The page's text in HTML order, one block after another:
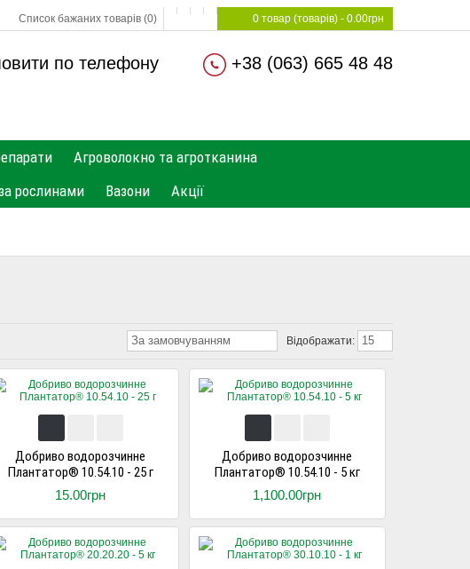
0 товар (товарів) - 0.00грн
Список бажаних товарів (0)
+38 (063) 665 48 48
по телефону
Агроволокно та агротканина
рослинами Вазони Акції
Відображати: 15
За замовчуванням
Добриво водорозчинне
Плантатор® 10.54.10 - 25 г
15.00грн
Добриво водорозчинне
Плантатор® 10.54.10 - 5 кг
1,100.00грн